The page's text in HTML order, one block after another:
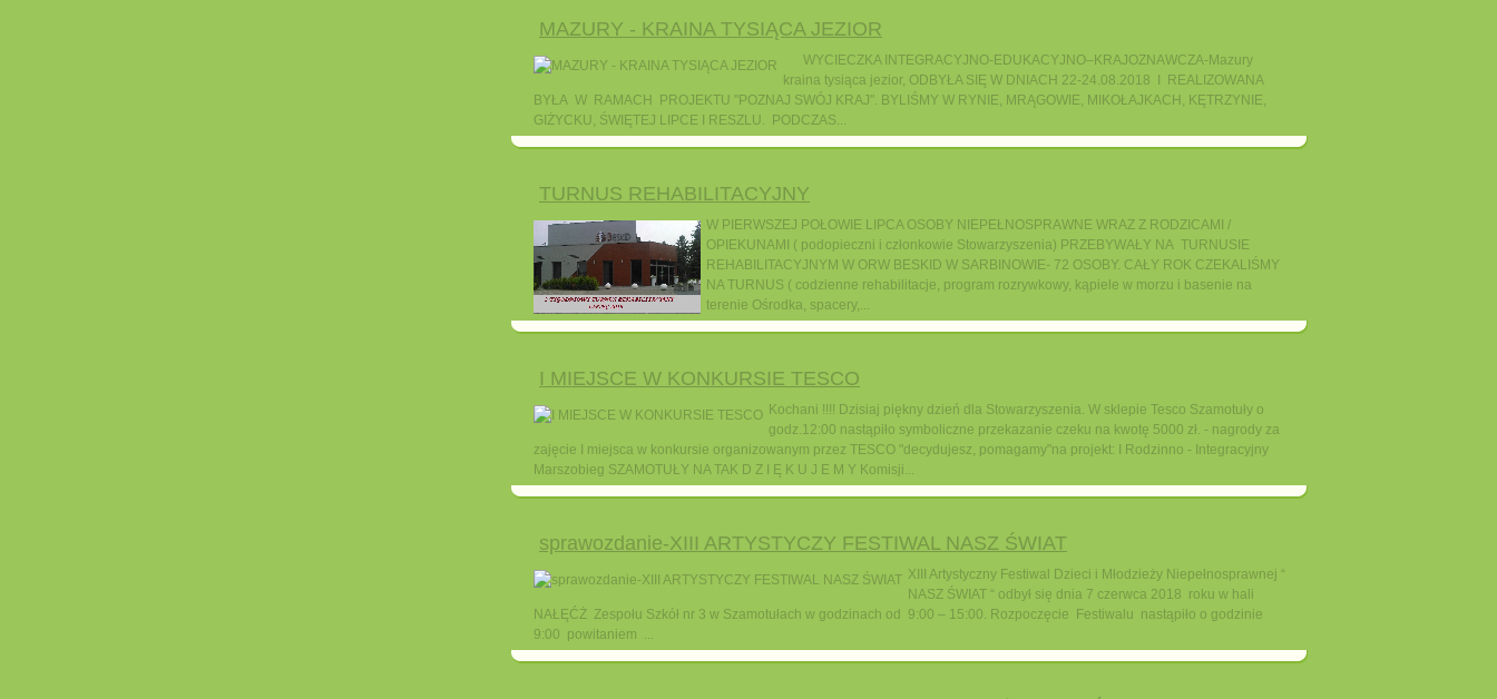
MAZURY - KRAINA TYSIĄCA JEZIOR
WYCIECZKA INTEGRACYJNO-EDUKACYJNO–KRAJOZNAWCZA-Mazury
kraina tysiąca jezior, ODBYŁA SIĘ W DNIACH 22-24.08.2018 I REALIZOWANA
BYŁA W RAMACH PROJEKTU "POZNAJ SWÓJ KRAJ". BYLIŚMY W RYNIE, MRĄGOWIE, MIKOŁAJKACH, KĘTRZYNIE,
GIŻYCKU, ŚWIĘTEJ LIPCE I RESZLU. PODCZAS...
TURNUS REHABILITACYJNY
W PIERWSZEJ POŁOWIE LIPCA OSOBY NIEPEŁNOSPRAWNE WRAZ Z RODZICAMI /
OPIEKUNAMI ( podopieczni i członkowie Stowarzyszenia) PRZEBYWAŁY NA TURNUSIE
REHABILITACYJNYM W ORW BESKID W SARBINOWIE- 72 OSOBY. CAŁY ROK CZEKALIŚMY
NA TURNUS ( codzienne rehabilitacje, program rozrywkowy, kąpiele w morzu i basenie na
terenie Ośrodka, spacery,...
I MIEJSCE W KONKURSIE TESCO
Kochani !!!! Dzisiaj piękny dzień dla Stowarzyszenia. W sklepie Tesco Szamotuły o
godz.12:00 nastąpiło symboliczne przekazanie czeku na kwotę 5000 zł. - nagrody za
zajęcie I miejsca w konkursie organizowanym przez TESCO "decydujesz, pomagamy"na projekt: I Rodzinno - Integracyjny
Marszobieg SZAMOTUŁY NA TAK D Z I Ę K U J E M Y Komisji...
sprawozdanie-XIII ARTYSTYCZY FESTIWAL NASZ ŚWIAT
XIII Artystyczny Festiwal Dzieci i Młodzieży Niepełnosprawnej “
NASZ ŚWIAT “ odbył się dnia 7 czerwca 2018 roku w hali
NAŁĘĆŻ Zespołu Szkół nr 3 w Szamotułach w godzinach od 9:00 – 15:00. Rozpoczęcie Festiwalu nastąpiło o godzinie
9:00 powitaniem ...